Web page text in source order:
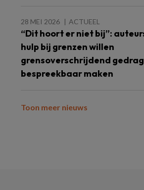
28 MEI 2026 ACTUEEL
“Dit hoort er niet bij”:
hulp bij grenzen willen
grensoverschrijdend gedrag
bespreekbaar maken
Toon meer nieuws